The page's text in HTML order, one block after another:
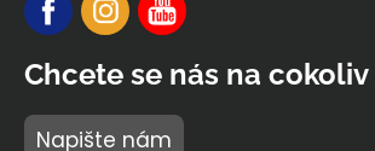
Chcete se nás na
Napište nám